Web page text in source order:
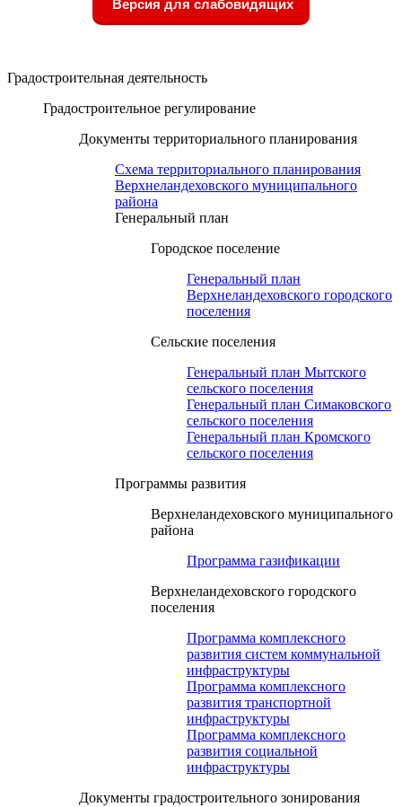
Версия для слабовидящих
Градостроительная деятельность
Градостроительное регулирование
Документы территориального планирования
Схема территориального планирования
Верхнеландеховского муниципального
района
Генеральный план
Городское поселение
Генеральный план
Верхнеландеховского городского
поселения
Сельские поселения
Генеральный план Мытского
сельского поселения
Генеральный план Симаковского
сельского поселения
Генеральный план Кромского
сельского поселения
Программы развития
Верхнеландеховского муниципального
района
Программа газификации
Верхнеландеховского городского
поселения
Программа комплексного
развития систем коммунальной
инфраструктуры
Программа комплексного
развития транспортной
инфраструктуры
Программа комплексного
развития социальной
инфраструктуры
Документы градостроительного зонирования